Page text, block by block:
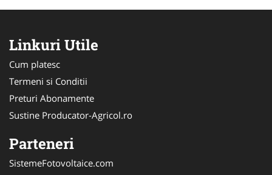
Linkuri Utile
Cum platesc
Termeni si Conditii
Preturi Abonamente
Sustine Producator-Agricol.ro
Parteneri
SistemeFotovoltaice.com